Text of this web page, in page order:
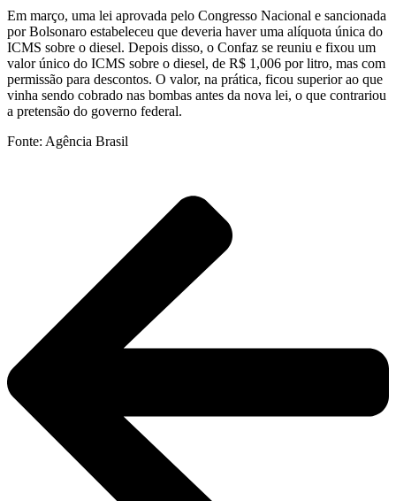
Em março, uma lei aprovada pelo Congresso Nacional e sancionada
por Bolsonaro estabeleceu que deveria haver uma alíquota única do
ICMS sobre o diesel. Depois disso, o Confaz se reuniu e fixou um
valor único do ICMS sobre o diesel, de R$ 1,006 por litro, mas com
permissão para descontos. O valor, na prática, ficou superior ao que
vinha sendo cobrado nas bombas antes da nova lei, o que contrariou
a pretensão do governo federal.
Fonte: Agência Brasil